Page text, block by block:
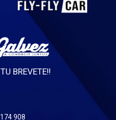
BREVETE!!
908